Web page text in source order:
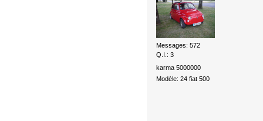
Messages: 572
Q.I.: 3
karma 5000000
Modèle: 24 fiat 500